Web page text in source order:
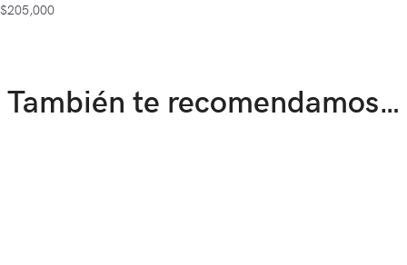
$205,000
También te recomendamos…